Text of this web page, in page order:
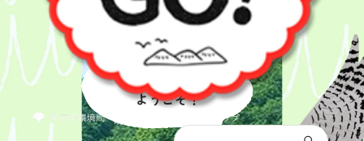
都庁総合トップ
里山へ
ようこそ！